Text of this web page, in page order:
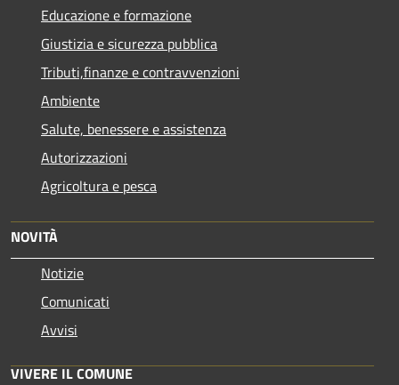
Educazione e formazione
Giustizia e sicurezza pubblica
Tributi,finanze e contravvenzioni
Ambiente
Salute, benessere e assistenza
Autorizzazioni
Agricoltura e pesca
NOVITÀ
Notizie
Comunicati
Avvisi
VIVERE IL COMUNE